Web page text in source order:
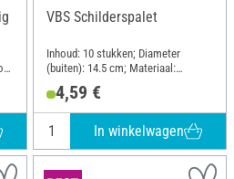
VBS Schilderspalet
Inhoud: 10 stukken; Diameter
(buiten): 14.5 cm; Materiaal:
4,59 €
In winkelwagen